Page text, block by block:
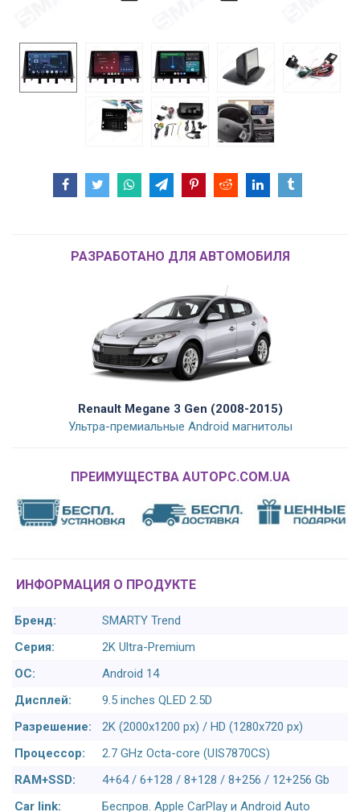
РАЗРАБОТАНО ДЛЯ АВТОМОБИЛЯ
Renault Megane 3 Gen (2008-2015)
Ультра-премиальные Android магнитолы
ПРЕИМУЩЕСТВА AUTOPC.COM.UA
ИНФОРМАЦИЯ О ПРОДУКТЕ
Бренд:
SMARTY Trend
Серия:
2K Ultra-Premium
ОС:
Android 14
Дисплей:
9.5 inches QLED 2.5D
Разрешение:
2K (2000x1200 px) / HD (1280x720 px)
Процессор:
2.7 GHz Octa-core (UIS7870CS)
RAM+SSD:
4+64 / 6+128 / 8+128 / 8+256 / 12+256 Gb
Car link:
Беспров. Apple CarPlay и Android Auto